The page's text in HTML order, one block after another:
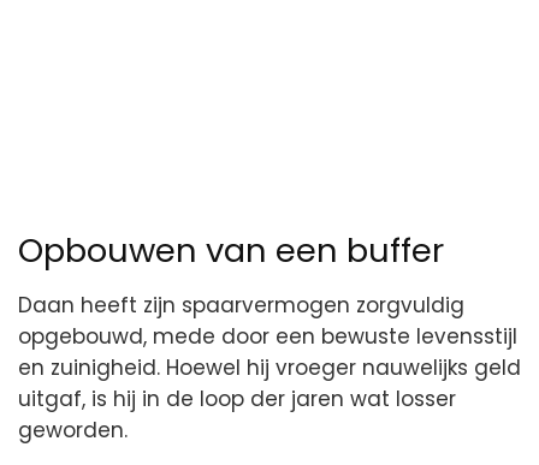
Opbouwen van een buffer
Daan heeft zijn spaarvermogen zorgvuldig
opgebouwd, mede door een bewuste levensstijl
en zuinigheid. Hoewel hij vroeger nauwelijks geld
uitgaf, is hij in de loop der jaren wat losser
geworden.